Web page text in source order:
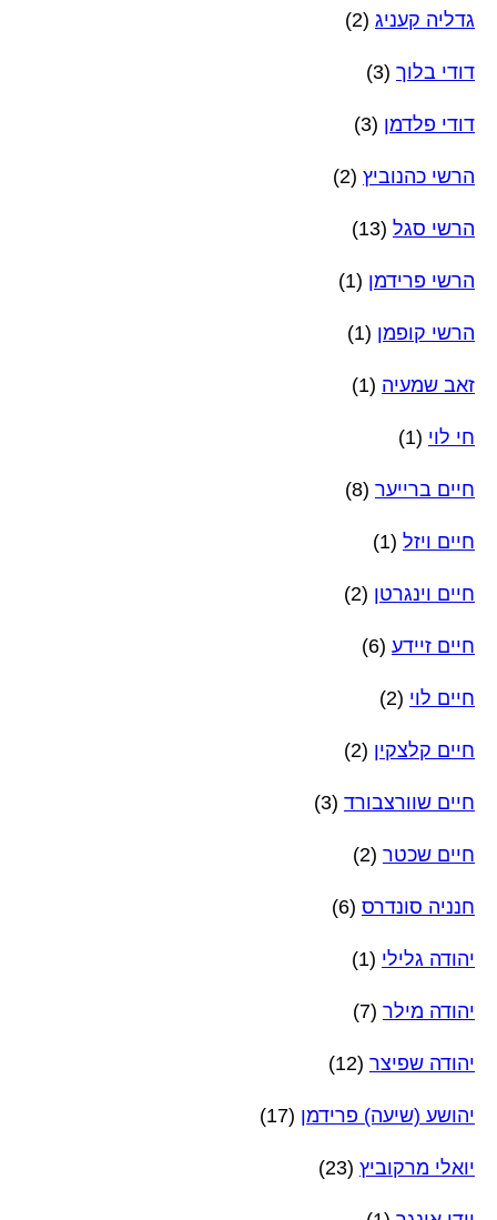
גדליה קעניג (2)
דודי בלוך (3)
דודי פלדמן (3)
הרשי כהנוביץ (2)
הרשי סגל (13)
הרשי פרידמן (1)
הרשי קופמן (1)
זאב שמעיה (1)
חי לוי (1)
חיים ברייער (8)
חיים ויזל (1)
חיים וינגרטן (2)
חיים זיידע (6)
חיים לוי (2)
חיים קלצקין (2)
חיים שוורצבורד (3)
חיים שכטר (2)
חנניה סונדרס (6)
יהודה גלילי (1)
יהודה מילר (7)
יהודה שפיצר (12)
יהושע (שיעה) פרידמן (17)
יואלי מרקוביץ (23)